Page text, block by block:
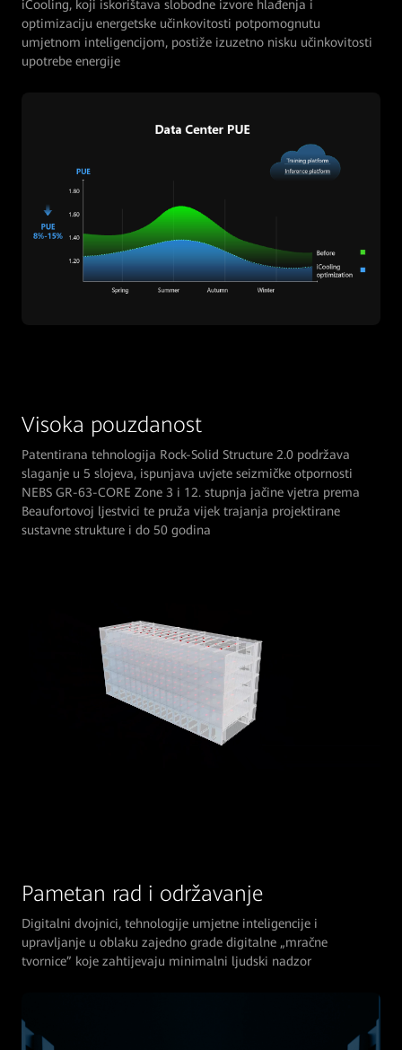
iCooling, koji iskorištava slobodne izvore hlađenja i
optimizaciju energetske učinkovitosti potpomognutu
umjetnom inteligencijom, postiže izuzetno nisku učinkovitosti
upotrebe energije
Visoka pouzdanost
Patentirana tehnologija Rock-Solid Structure 2.0 podržava
slaganje u 5 slojeva, ispunjava uvjete seizmičke otpornosti
NEBS GR-63-CORE Zone 3 i 12. stupnja jačine vjetra prema
Beaufortovoj ljestvici te pruža vijek trajanja projektirane
sustavne strukture i do 50 godina
Pametan rad i održavanje
Digitalni dvojnici, tehnologije umjetne inteligencije i
upravljanje u oblaku zajedno grade digitalne „mračne
tvornice” koje zahtijevaju minimalni ljudski nadzor